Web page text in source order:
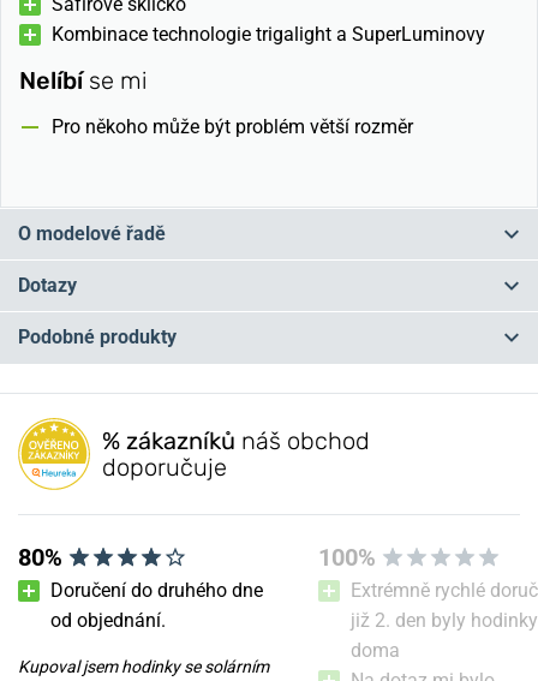
Kombinace technologie trigalight a SuperLuminovy
Nelíbíse mi
Pro někoho může být problém větší rozměr
O modelové řadě
Kdysi velmi široká řada Profesional se přejmenovala nově na
Traser Heritage a zúžila se na modely
součástí jsou stálice jako Traser P5900 a Traser Officer Pro. Lákadly
pro fajnšmekry můžou být modely Aviator Jungmann a Aviator
Populární modelové řady Traser
Dotazy
Máte otázku? Zanechte nám komentář
Přidat dotaz
Podobné produkty
NA PRODEJNĚ
% zákazníků náš obchod
doporučuje
80%
Doručení do druhého dne
od objednání.
Kupoval jsem hodinky se solárním
100%
Extrémně rychlé
již 2. den byly hodinky
doma